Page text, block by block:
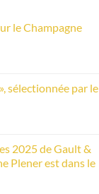
le Champagne
sélectionnée par le
2025 de Gault &
Plener est dans le